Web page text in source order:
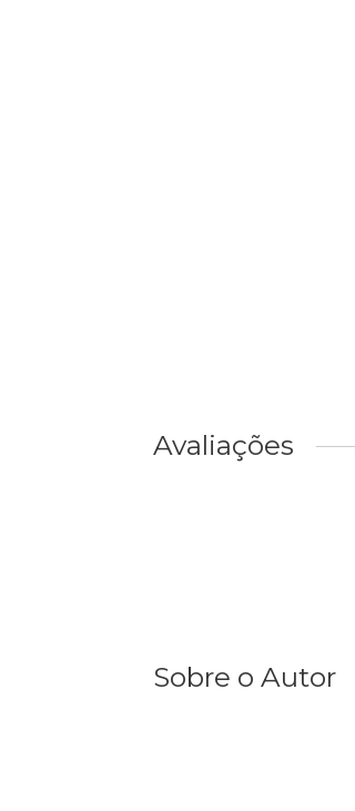
Avaliações
Sobre o Autor